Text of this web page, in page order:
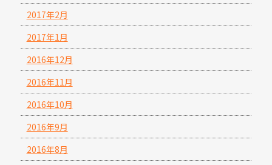
2017年2月
2017年1月
2016年12月
2016年11月
2016年10月
2016年9月
2016年8月